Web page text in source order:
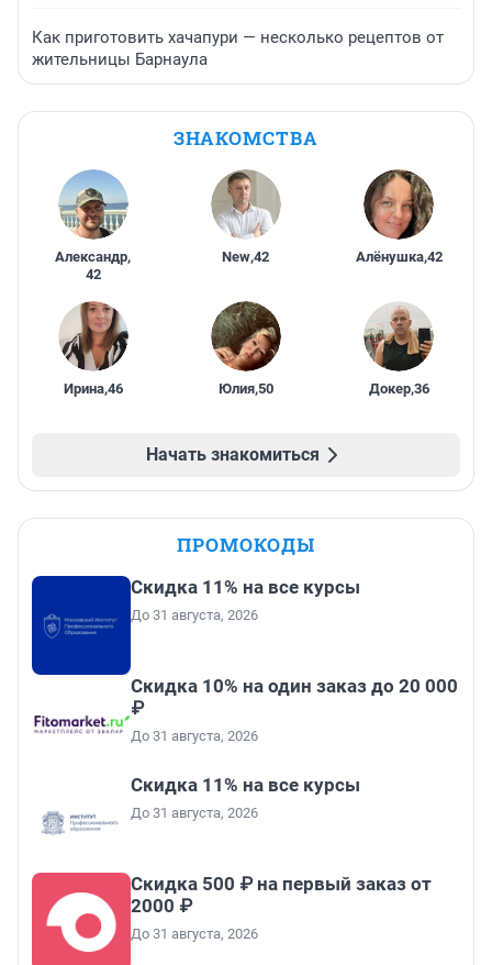
Как приготовить хачапури — несколько рецептов от
жительницы Барнаула
ЗНАКОМСТВА
Александр,
42
New,42 Алёнушка,42
Ирина,46 Юлия,50 Докер,36
Начать знакомиться
ПРОМОКОДЫ
Скидка 11% на все курсы
До 31 августа, 2026
Скидка 10% на один заказ до 20 000
₽
До 31 августа, 2026
Скидка 11% на все курсы
До 31 августа, 2026
Скидка 500 ₽ на первый заказ от
2000 ₽
До 31 августа, 2026